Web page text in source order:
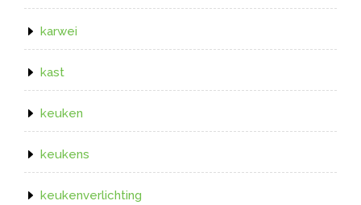
karwei
kast
keuken
keukens
keukenverlichting